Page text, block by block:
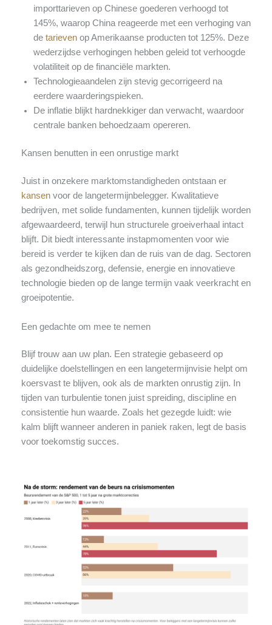
importtarieven op Chinese goederen verhoogd tot
145%, waarop China reageerde met een verhoging van
de tarieven op Amerikaanse producten tot 125%. Deze
wederzijdse verhogingen hebben geleid tot verhoogde
volatiliteit op de financiële markten.​
Technologieaandelen zijn stevig gecorrigeerd na
eerdere waarderingspieken.
De inflatie blijkt hardnekkiger dan verwacht, waardoor
centrale banken behoedzaam opereren.
Kansen benutten in een onrustige markt
Juist in onzekere marktomstandigheden ontstaan er
kansen voor de langetermijnbelegger. Kwalitatieve
bedrijven, met solide fundamenten, kunnen tijdelijk worden
afgewaardeerd, terwijl hun structurele groeiverhaal intact
blijft. Dit biedt interessante instapmomenten voor wie
bereid is verder te kijken dan de ruis van de dag. Sectoren
als gezondheidszorg, defensie, energie en innovatieve
technologie bieden op de lange termijn vaak veerkracht en
groeipotentie.
Een gedachte om mee te nemen
Blijf trouw aan uw plan. Een strategie gebaseerd op
duidelijke doelstellingen en een langetermijnvisie helpt om
koersvast te blijven, ook als de markten onrustig zijn. In
tijden van turbulentie tonen juist spreiding, discipline en
consistentie hun waarde. Zoals het gezegde luidt: wie
kalm blijft wanneer anderen in paniek raken, legt de basis
voor toekomstig succes.